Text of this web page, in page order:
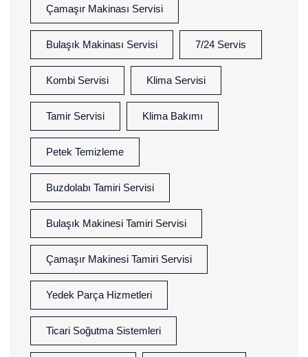
Çamaşır Makinası Servisi
Bulaşık Makinası Servisi 7/24 Servis
Kombi Servisi Klima Servisi
Tamir Servisi Klima Bakımı
Petek Temizleme
Buzdolabı Tamiri Servisi
Bulaşık Makinesi Tamiri Servisi
Çamaşır Makinesi Tamiri Servisi
Yedek Parça Hizmetleri
Ticari Soğutma Sistemleri